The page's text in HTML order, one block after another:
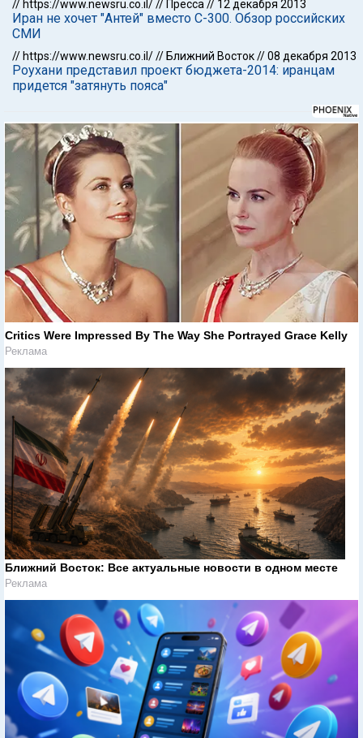
// https://www.newsru.co.il/ // Пресса // 12 декабря 2013
Иран не хочет "Антей" вместо С-300. Обзор российских
СМИ
// https://www.newsru.co.il/// Ближний Восток//08 декабря 2013
Роухани представил проект бюджета-2014: иранцам
придется "затянуть пояса"
Critics Were Impressed By The Way She Portrayed Grace Kelly
Реклама
Ближний Восток: Все актуальные новости в одном месте
Реклама